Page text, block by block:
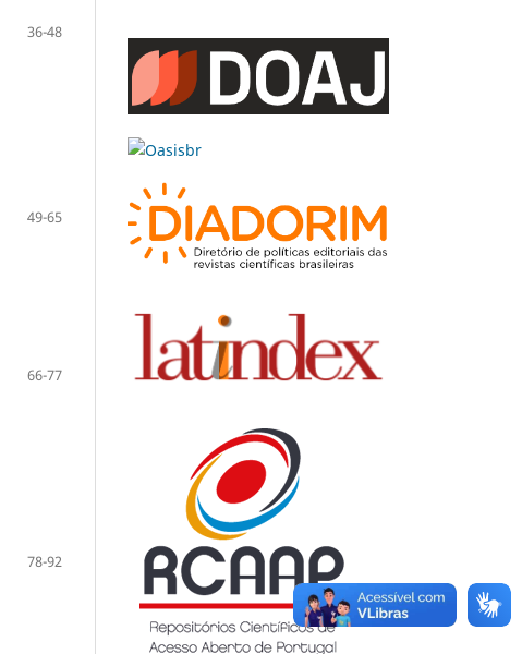
36-48
49-65
66-77
78-92